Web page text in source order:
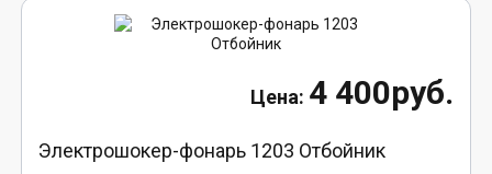
4 400руб.
Электрошокер-фонарь 1203 Отбойник